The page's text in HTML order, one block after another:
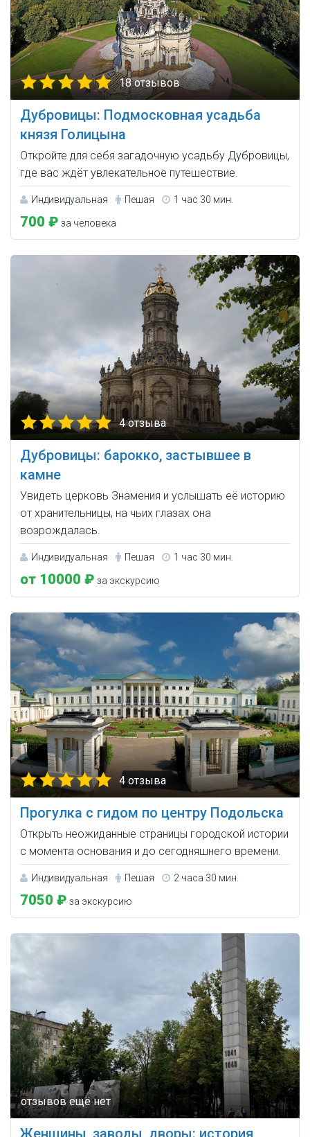
18 отзывов
Дубровицы: Подмосковная усадьба
князя Голицына
Откройте для себя загадочную усадьбу Дубровицы,
где вас ждёт увлекательное путешествие.
Индивидуальная Пешая 1 час 30 мин.
700 ₽ за человека
4 отзыва
Дубровицы: барокко, застывшее в
камне
Увидеть церковь Знамения и услышать её историю
от хранительницы, на чьих глазах она
возрождалась.
Индивидуальная Пешая 1 час 30 мин.
от 10000 ₽ за экскурсию
4 отзыва
Прогулка с гидом по центру Подольска
Открыть неожиданные страницы городской истории
с момента основания и до сегодняшнего времени.
Индивидуальная Пешая 2 часа 30 мин.
7050 ₽ за экскурсию